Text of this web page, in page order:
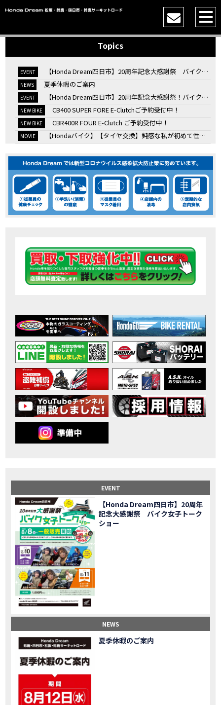
Topics
EVENT 【Honda Dream四日市】20周年記念大感謝祭 バイク女子トークショー
NEWS 夏季休暇のご案内
EVENT 【Honda Dream四日市】20周年記念大感謝祭！バイク女子トークショー
NEW BIKE CB400 SUPER FORE E-Clutchご予約受付中！
NEW BIKE CBR400R FOUR E-Clutch ご予約受付中！
MOVIE 【Hondaバイク】【タイヤ交換】鈍感な私が初めて性能を実感した【三重県】【Honda DREAM】
EVENT KOOD クロモリアクスルシャフトお客様のバイクで体感試走
MOVIE 【三重→香川】このバイク、なんだと思いますか？【ホンダ バイク】【Honda DREAM】【三重県】
EVENT “コカ・コーラ”鈴鹿８時間耐久ロードレース 第47回大会「TSR応援席プレミアムチケット販売開始！」
MOVIE 【ホンダ バイク】バイクを長持ちさせる洗車を教えてもらった【プロの裏ワザ】
MOVIE 【ホンダ バイク】CRF1100L Africa Twinは女性ライダーでも快適か？四国ツーリング【X-ADVオーナー目線】
MOVIE 【ホンダ バイク】 ホンダドリーム鈴鹿の未公開シーン【モトベはつこ】
MOVIE 最新のアフリカツインどう？妹とHondaDreamのバイク全部見た結果｜Honda SuperCub
MOVIE 【ホンダ バイク】「ボカロ文化」を知ろう ナビゲーションをスキップ 検索 作成 6 アバターの画像 三重県を巡る女性ライダーの4日間！ポケふた全制覇ツーリング Honda CB1000F
CAMPAIGN 免許取得サポートキャンペーン実施中！
EVENT ［三重県下最大級のバイクイベント］2026MIE BIKE FES開催
MOVIE 【ホンダ バイク】【バイク女子】怖くて乗れなかったあの憧れバイク、ついに乗ります！
MOVIE 【ホンダ バイク】バイクが動かなくなった…原因不明で入院します
CAMPAIGN Rebel 250 E-Clutch シリーズ 洋用品購入サポートキャンペーン
MOVIE 【ホンダ バイク】CB1000F 4台で三重県ツーリング！梅本まどかさん、MIISAさんと一日笑った【ポケふた】Honda
MOVIE 【ホンダ バイク】【GB350C S】梅本まどかさんと三重県ツーリング満喫しました！ポケふた探し第1弾【モトブログ】
MOVIE 【ホンダドリーム新春初売り特別企画】のご紹介！！
MOVIE こんなことある？！CB1000Fでツーリングイベントに参戦したのだが・・
【新車】CB1000Fで11時間ツーリングした素直なレビュー【モトブログ】Honda CB
MOVIE 【事故寸前】200kmレッカー、そしてさらなる原因が判明し、修理代が膨れ上がった結果
MOVIE 2025X-ADV 最高の旅バイクで街乗りも最適！ADVが20台でツーリングしました｜Honda ADV160
NEW BIKENEWS CB1000F販売中！！
MOVIE 【バイク女子】ごめんなさい。大切なツーリングでやらかしてしまった…
MOVIE 【バイク女子】下道444kmぶっ通しで走った結果がヤバかった
MOVIE 【バイク女子】最安！三重→東京〇〇〇円で行けちゃった
MOVIE 新型スーパーカブ110レビュー！C125 CT125で女子ツーリング 最高！Honda Super Cub(JA59)
MOVIE 【世界一の燃費Super cub】給油せずにどこまで行けるかやってみたら大変なことになりました
MOVIE 【バイク女子の挑戦】世界一の最強バイクでついにやります。
MOVIE 【バイク女子】この動画を見たらイライラするかもしれません。ごめんなさい。
MOVIE 【バイク用ドラレコ】センサーで感知！駐車場でバイクの周りを…
おめでたい人生初バイク納車！スタッフがまさかの対応…
【激カワ女子登場】バイク女子はツーリング中も〇〇が大好き♡
MOVIE 正統派NC750X！大型二輪教習から10年目の素直な感想|Honda NC750X DCT【バイク女子ツーリング】
MOVIE 女が乗るバイクじゃない？低身長女が検証します
MOVIE 【福井1泊ツーリング】バイク女子、仲悪いって本当？
MOVIE 大型ツアラー！Gold Wing Tour 50th ANNIVWRSARYは女性ライダーでもツーリングを楽しめるのか検証してみた｜Honda ゴールドウイング
MOVIE 【Monkey125】初めてモンキー！意外な◯◯へ行って来た【三重ホンダヒート】
NEW BIKE 大型ツアラー「Gold Wing Tour」と特別仕様の 「Gold Wing Tour 50th ANNIVERSARY」を 受注期間限定で発売
EVENT
【Honda Dream四日市】20周年
記念大感謝祭 バイク女子トーク
ショー
NEWS
夏季休暇のご案内